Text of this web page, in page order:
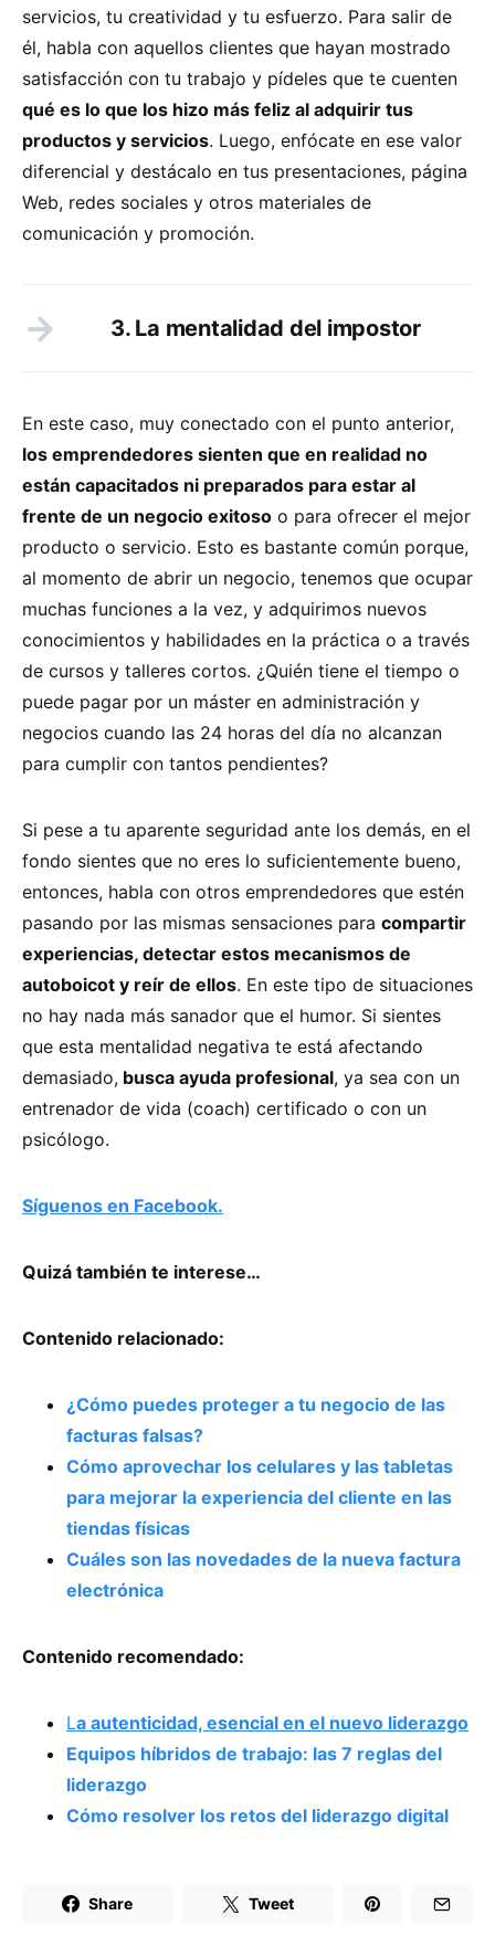
servicios, tu creatividad y tu esfuerzo. Para salir de
él, habla con aquellos clientes que hayan mostrado
satisfacción con tu trabajo y pídeles que te cuenten
qué es lo que los hizo más feliz al adquirir tus
productos y servicios. Luego, enfócate en ese valor
diferencial y destácalo en tus presentaciones, página
Web, redes sociales y otros materiales de
comunicación y promoción.
3. La mentalidad del impostor
En este caso, muy conectado con el punto anterior,
los emprendedores sienten que en realidad no
están capacitados ni preparados para estar al
frente de un negocio exitoso o para ofrecer el mejor
producto o servicio. Esto es bastante común porque,
al momento de abrir un negocio, tenemos que ocupar
muchas funciones a la vez, y adquirimos nuevos
conocimientos y habilidades en la práctica o a través
de cursos y talleres cortos. ¿Quién tiene el tiempo o
puede pagar por un máster en administración y
negocios cuando las 24 horas del día no alcanzan
para cumplir con tantos pendientes?
Si pese a tu aparente seguridad ante los demás, en el
fondo sientes que no eres lo suficientemente bueno,
entonces, habla con otros emprendedores que estén
pasando por las mismas sensaciones para compartir
experiencias, detectar estos mecanismos de
autoboicot y reír de ellos. En este tipo de situaciones
no hay nada más sanador que el humor. Si sientes
que esta mentalidad negativa te está afectando
demasiado, busca ayuda profesional, ya sea con un
entrenador de vida (coach) certificado o con un
psicólogo.
Síguenos en Facebook.
Quizá también te interese…
Contenido relacionado:
¿Cómo puedes proteger a tu negocio de las
facturas falsas?
Cómo aprovechar los celulares y las tabletas
para mejorar la experiencia del cliente en las
tiendas físicas
Cuáles son las novedades de la nueva factura
electrónica
Contenido recomendado:
La autenticidad, esencial en el nuevo liderazgo
Equipos híbridos de trabajo: las 7 reglas del
liderazgo
Cómo resolver los retos del liderazgo digital
Share Tweet